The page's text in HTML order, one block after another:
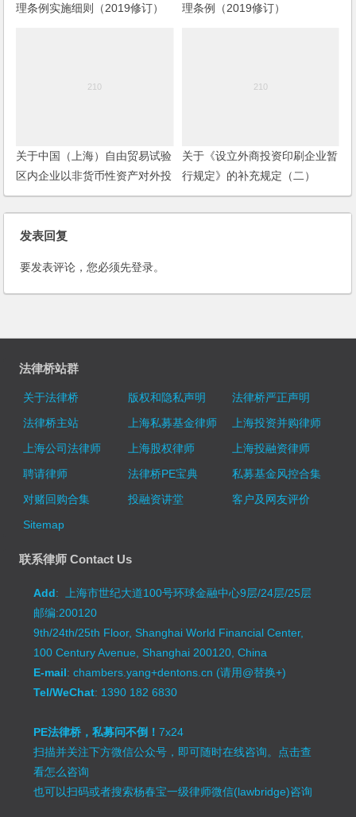
理条例实施细则（2019修订）
理条例（2019修订）
关于中国（上海）自由贸易试验
区内企业以非货币性资产对外投
资等资产重组行为有关企业所得
税政策问题的通知
关于《设立外商投资印刷企业暂
行规定》的补充规定（二）
发表回复
要发表评论，您必须先登录。
法律桥站群
关于法律桥 版权和隐私声明
法律桥严正声明
法律桥主站
上海私募基金律师
上海投资并购律师
上海公司法律师
上海股权律师
上海投融资律师
聘请律师
法律桥PE宝典
私募基金风控合集
对赌回购合集
投融资讲堂
客户及网友评价
Sitemap
联系律师 Contact Us
Add: 上海市世纪大道100号环球金融中心9层/24层/25层
邮编:200120
9th/24th/25th Floor, Shanghai World Financial Center,
100 Century Avenue, Shanghai 200120, China
E-mail: chambers.yang+dentons.cn (请用@替换+)
Tel/WeChat: 1390 182 6830
PE法律桥，私募问不倒！7x24
扫描并关注下方微信公众号，即可随时在线咨询。 点击查
看怎么咨询
也可以扫码或者搜索杨春宝一级律师微信(lawbridge)咨询